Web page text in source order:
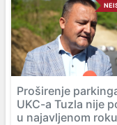
Proširenje
UKC-a Tuzla nije
u najavljenom roku